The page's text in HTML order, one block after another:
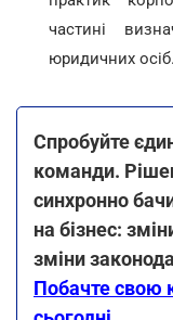
частині
юридичних осіб.
Спробуйте
команди.
синхронно
на бізнес:
зміни
Побачте свою